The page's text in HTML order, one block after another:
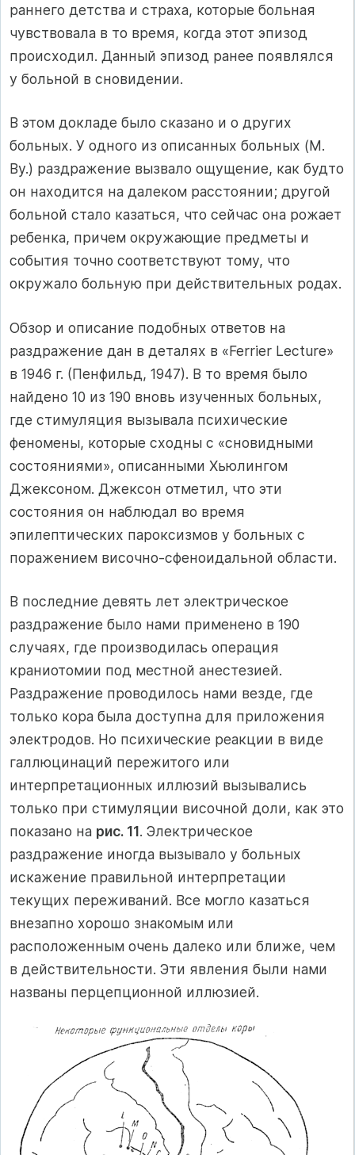
раннего детства и страха, которые больная
чувствовала в то время, когда этот эпизод
происходил. Данный эпизод ранее появлялся
у больной в сновидении.
В этом докладе было сказано и о других
больных. У одного из описанных больных (М.
By.) раздражение вызвало ощущение, как будто
он находится на далеком расстоянии; другой
больной стало казаться, что сейчас она рожает
ребенка, причем окружающие предметы и
события точно соответствуют тому, что
окружало больную при действительных родах.
Обзор и описание подобных ответов на
раздражение дан в деталях в «Ferrier Lecture»
в 1946 г. (Пенфильд, 1947). В то время было
найдено 10 из 190 вновь изученных больных,
где стимуляция вызывала психические
феномены, которые сходны с «сновидными
состояниями», описанными Хьюлингом
Джексоном. Джексон отметил, что эти
состояния он наблюдал во время
эпилептических пароксизмов у больных с
поражением височно-сфеноидальной области.
В последние девять лет электрическое
раздражение было нами применено в 190
случаях, где производилась операция
краниотомии под местной анестезией.
Раздражение проводилось нами везде, где
только кора была доступна для приложения
электродов. Но психические реакции в виде
галлюцинаций пережитого или
интерпретационных иллюзий вызывались
только при стимуляции височной доли, как это
показано на рис. 11. Электрическое
раздражение иногда вызывало у больных
искажение правильной интерпретации
текущих переживаний. Все могло казаться
внезапно хорошо знакомым или
расположенным очень далеко или ближе, чем
в действительности. Эти явления были нами
названы перцепционной иллюзией.